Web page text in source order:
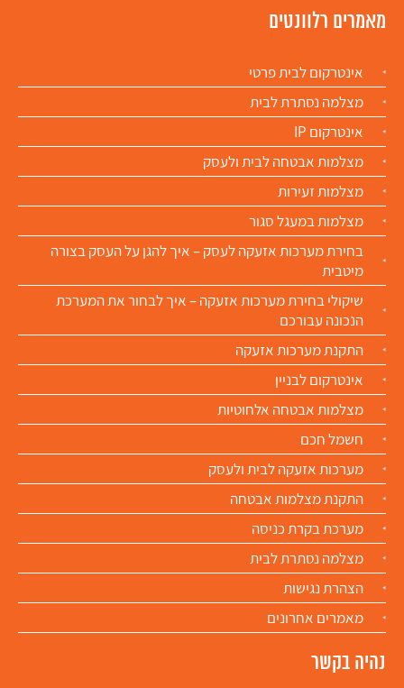
מאמרים רלוונטים
אינטרקום לבית פרטי
מצלמה נסתרת לבית
אינטרקום IP
מצלמות אבטחה לבית ולעסק
מצלמות זעירות
מצלמות במעגל סגור
בחירת מערכות אזעקה לעסק – איך להגן על העסק בצורה
מיטבית
שיקולי בחירת מערכות אזעקה – איך לבחור את המערכת
הנכונה עבורכם
התקנת מערכות אזעקה
אינטרקום לבניין
מצלמות אבטחה אלחוטיות​
חשמל חכם
מערכות אזעקה לבית ולעסק
התקנת מצלמות אבטחה​
מערכת בקרת כניסה
מצלמה נסתרת לבית
הצהרת נגישות
מאמרים אחרונים
נהיה בקשר